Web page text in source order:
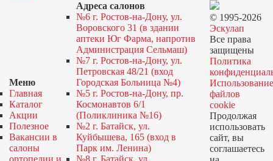
Меню
Главная
Каталог
Акции
Полезное
Вакансии в
салоны
ортопедии и
Адреса салонов
№6 г. Ростов-на-Дону, ул.
Воровского 31 (в здании
аптеки Юг Фарма, напротив
Администрация Сельмаш)
№7 г. Ростов-на-Дону, ул.
Петровская 48/21 (вход
Городская Больница №4)
№5 г. Ростов-на-Дону, пр.
Космонавтов 6/1
(Поликлиника №16)
№2 г. Батайск, ул.
Куйбышева, 165 (вход в
Парк им. Ленина)
№8 г. Батайск, ул.
© 1995-2026
Эскулап
Все права
защищены
Политика
Использование
файлов
cookie
Продолжая
использовать
сайт, вы
соглашаетесь